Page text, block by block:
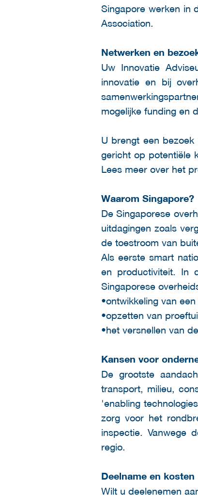
Singapore werken in
Association.
Netwerken en
Uw Innovatie
innovatie en bij
mogelijke funding en
U brengt een
gericht op potentiële
Lees meer over het
Waarom Singapore?
De Singaporese
uitdagingen zoals
de toestroom van
Als eerste smart
en productiviteit. In
Singaporese
•ontwikkeling van
•opzetten van
•het versnellen van
Kansen voor
De grootste
transport, milieu,
'enabling
zorg voor het
inspectie. Vanwege
regio.
Deelname en kosten
Wilt u deelenemen